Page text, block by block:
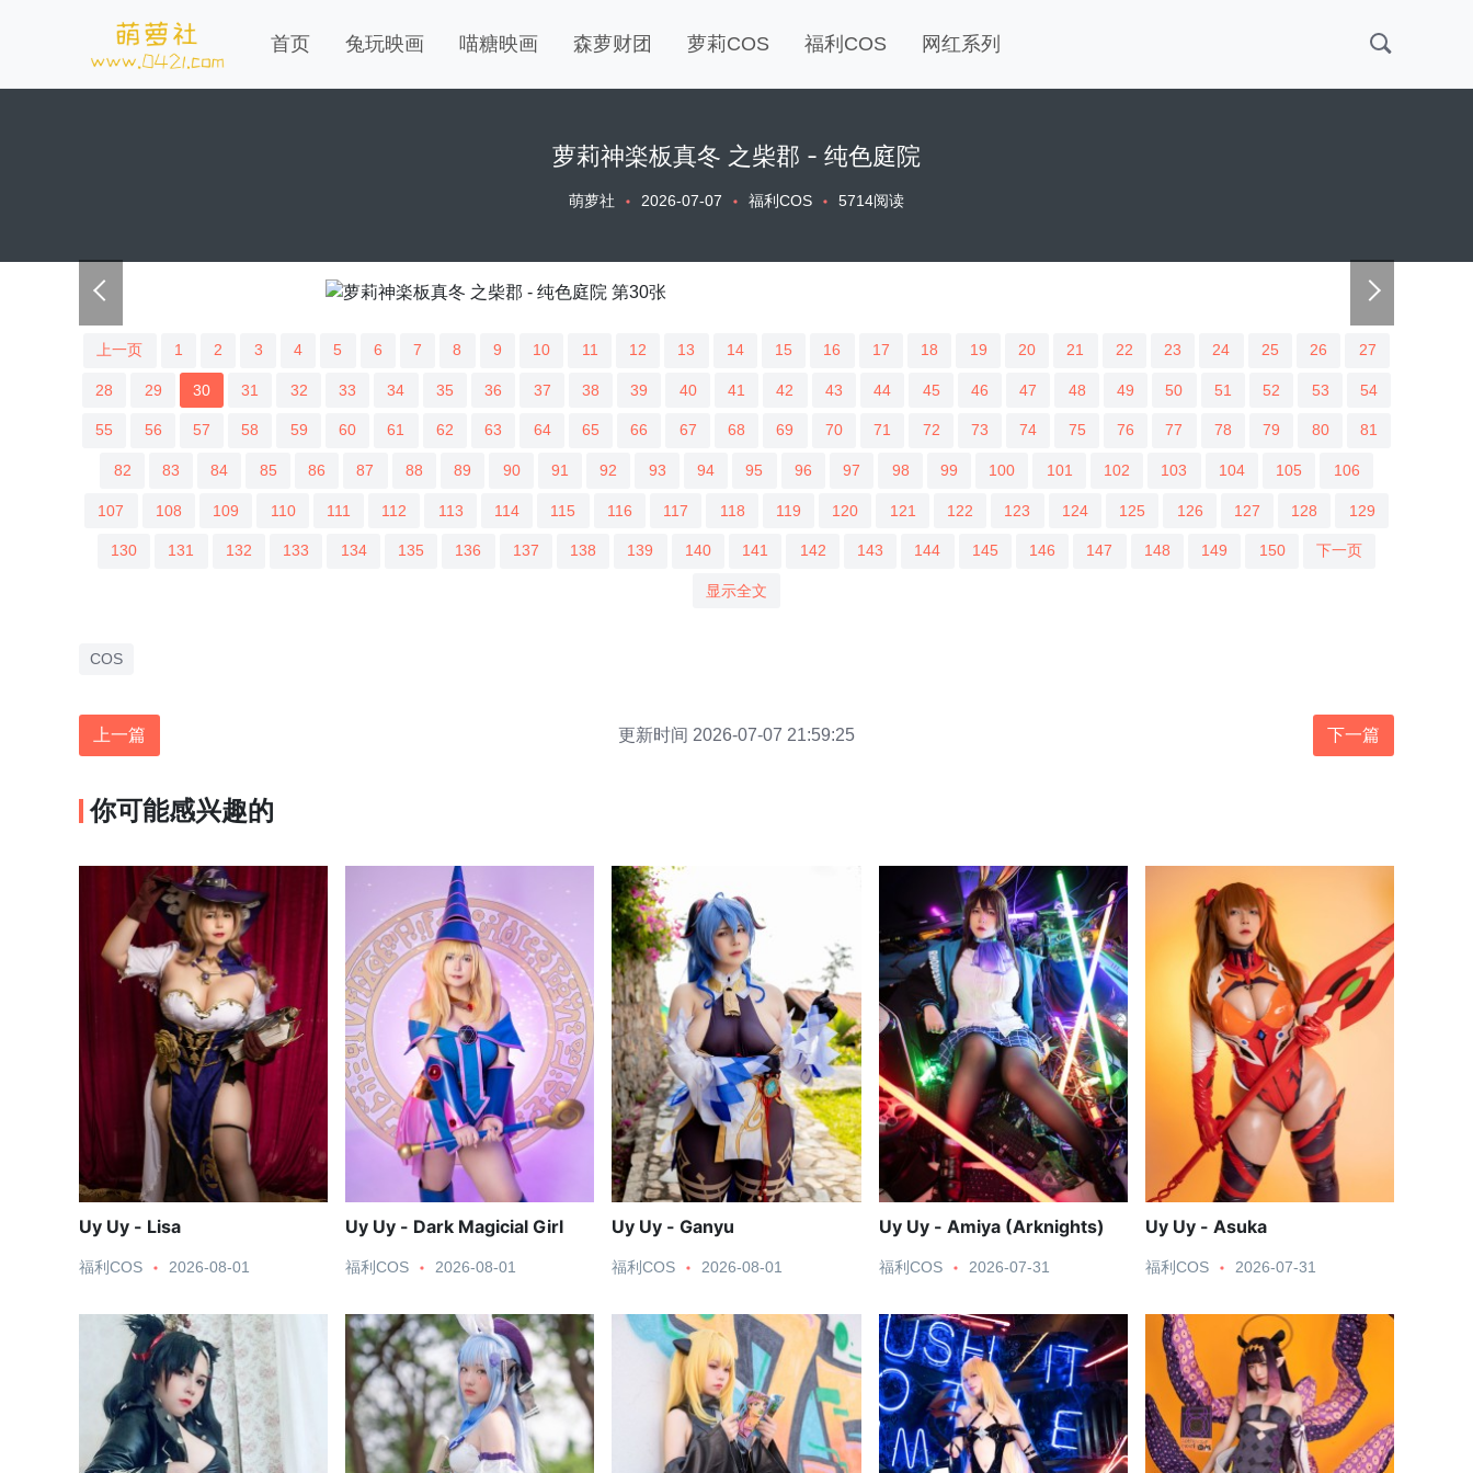
首页 兔玩映画 喵糖映画 森萝财团 萝莉COS 福利COS 网红系列
萝莉神楽板真冬 之柴郡 - 纯色庭院
萌萝社 2026-07-07 福利COS 5714阅读
上一页 1 2 3 4 5 6 7 8 9 10 11 12 13 14 15 16 17 18 19 20 21 22 23 24 25 26 27
28 29 30 31 32 33 34 35 36 37 38 39 40 41 42 43 44 45 46 47 48 49 50 51 52 53 54
55 56 57 58 59 60 61 62 63 64 65 66 67 68 69 70 71 72 73 74 75 76 77 78 79 80 81
82 83 84 85 86 87 88 89 90 91 92 93 94 95 96 97 98 99 100 101 102 103 104 105 106
107 108 109 110 111 112 113 114 115 116 117 118 119 120 121 122 123 124 125 126 127 128 129
130 131 132 133 134 135 136 137 138 139 140 141 142 143 144 145 146 147 148 149 150 下一页
显示全文
COS
上一篇 更新时间 2026-07-07 21:59:25 下一篇
你可能感兴趣的
Uy Uy - Lisa
福利COS 2026-08-01
Uy Uy - Dark Magicial Girl
福利COS 2026-08-01
Uy Uy - Ganyu
福利COS 2026-08-01
Uy Uy - Amiya (Arknights)
福利COS 2026-07-31
Uy Uy - Asuka
福利COS 2026-07-31